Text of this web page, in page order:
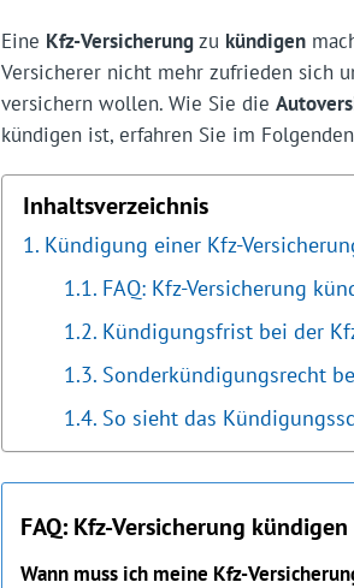
Eine Kfz-Versicherungzu kündigen
Versicherer nicht mehr zufrieden sich
versichern wollen. Wie Sie die
kündigen ist, erfahren Sie im
Inhaltsverzeichnis
Kündigung einer Kfz-
FAQ: Kfz-Versicherung
Kündigungsfrist bei der
Sonderkündigungsrecht
So sieht das
FAQ: Kfz-Versicherung kündigen
Wann muss ich meine Kfz-